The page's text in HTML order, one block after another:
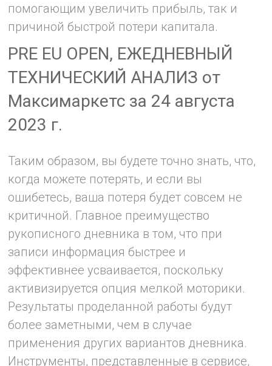
помогающим увеличить прибыль, так и
причиной быстрой потери капитала.
PRE EU OPEN, ЕЖЕДНЕВНЫЙ
ТЕХНИЧЕСКИЙ АНАЛИЗ от
Максимаркетс за 24 августа
2023 г.
Таким образом, вы будете точно знать, что,
когда можете потерять, и если вы
ошибетесь, ваша потеря будет совсем не
критичной. Главное преимущество
рукописного дневника в том, что при
записи информация быстрее и
эффективнее усваивается, поскольку
активизируется опция мелкой моторики.
Результаты проделанной работы будут
более заметными, чем в случае
применения других вариантов дневника.
Инструменты, представленные в сервисе,